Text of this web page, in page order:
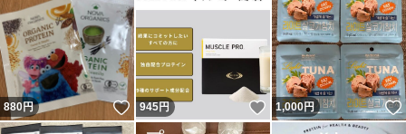
880円 いいね！
945円 いいね！
1,000円